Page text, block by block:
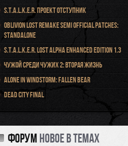
S.T.A.L.K.E.R. Проект Отступник
Oblivion Lost Remake Semi Official Patches:
Standalone
S.T.A.L.K.E.R. Lost Alpha Enhanced Edition 1.3
Чужой среди чужих 2: Вторая жизнь
Alone in Windstorm: Fallen Bear
Dead City Final
Форум новое в темах